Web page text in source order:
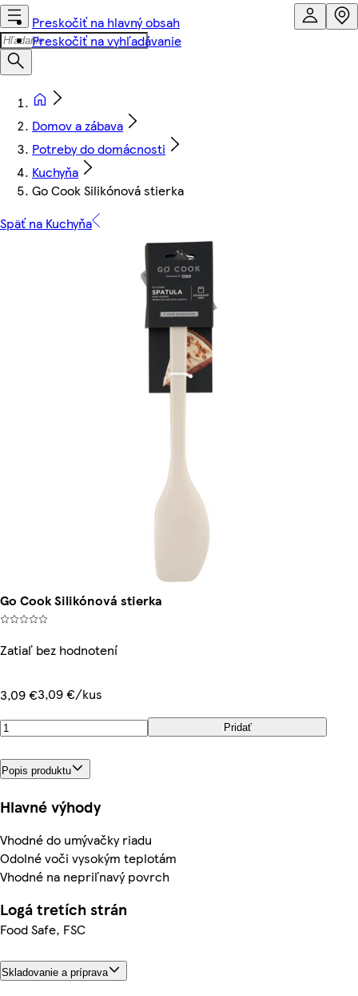
Preskočiť na hlavný obsah
Preskočiť na vyhľadávanie
Domov a zábava
Potreby do domácnosti
Kuchyňa
Go Cook Silikónová stierka
Späť na Kuchyňa
Go Cook Silikónová stierka
Zatiaľ bez hodnotení
3,09 €3,09 €/kus
Pridať
Popis produktu
Hlavné výhody
Vhodné do umývačky riadu
Odolné voči vysokým teplotám
Vhodné na nepriľnavý povrch
Logá tretích strán
Food Safe, FSC
Skladovanie a príprava